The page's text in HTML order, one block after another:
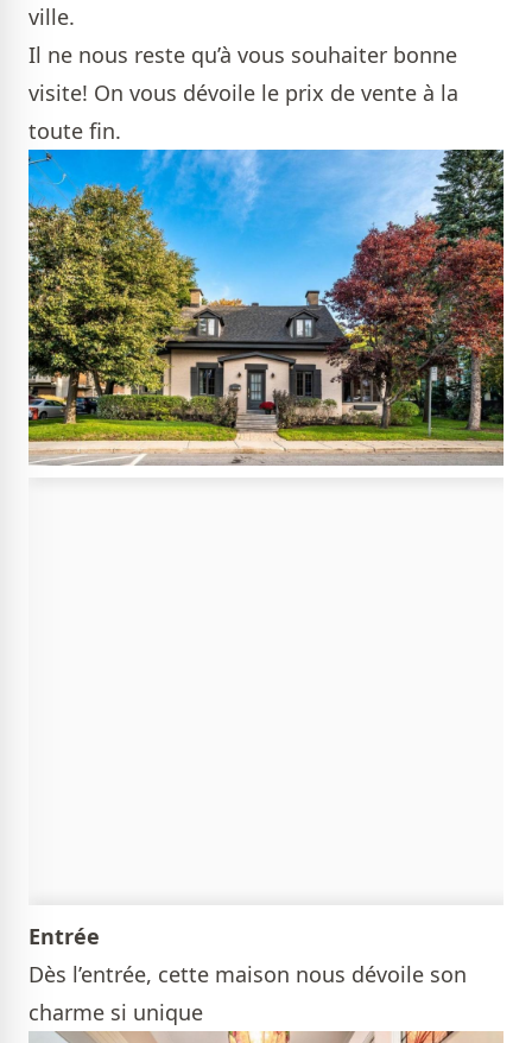
ville.
Il ne nous reste qu’à vous souhaiter bonne
visite! On vous dévoile le prix de vente à la
toute fin.
Entrée
Dès l’entrée, cette maison nous dévoile son
charme si unique